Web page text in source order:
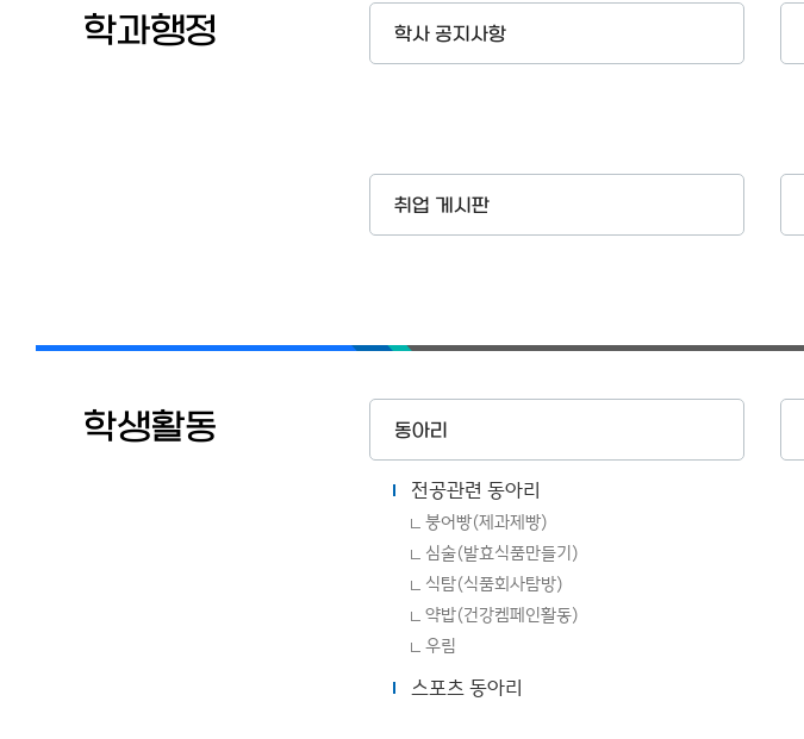
학과행정 학사 공지사항
취업 게시판
학생활동 동아리
전공관련 동아리
붕어빵(제과제빵)
심술(발효식품만들기)
식탐(식품회사탐방)
약밥(건강켐페인활동)
우림
스포츠 동아리